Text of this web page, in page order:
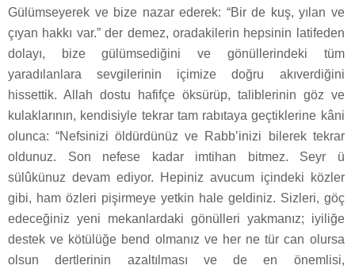
Gülümseyerek ve bize nazar ederek: “Bir de kuş, yılan ve
çıyan hakkı var.” der demez, oradakilerin hepsinin latifeden
dolayı, bize gülümsediğini ve gönüllerindeki tüm
yaradılanlara sevgilerinin içimize doğru akıverdiğini
hissettik. Allah dostu hafifçe öksürüp, taliblerinin göz ve
kulaklarının, kendisiyle tekrar tam rabıtaya geçtiklerine kâni
olunca: “Nefsinizi öldürdünüz ve Rabb’inizi bilerek tekrar
oldunuz. Son nefese kadar imtihan bitmez. Seyr ü
sülûkünuz devam ediyor. Hepiniz avucum içindeki közler
gibi, ham özleri pişirmeye yetkin hale geldiniz. Sizleri, göç
edeceğiniz yeni mekanlardaki gönülleri yakmanız; iyiliğe
destek ve kötülüğe bend olmanız ve her ne tür can olursa
olsun dertlerinin azaltılması ve de en önemlisi,